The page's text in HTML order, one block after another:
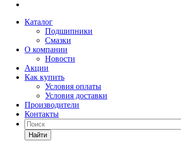
Каталог
Подшипники
Смазки
О компании
Новости
Акции
Как купить
Условия оплаты
Условия доставки
Производители
Контакты
Найти